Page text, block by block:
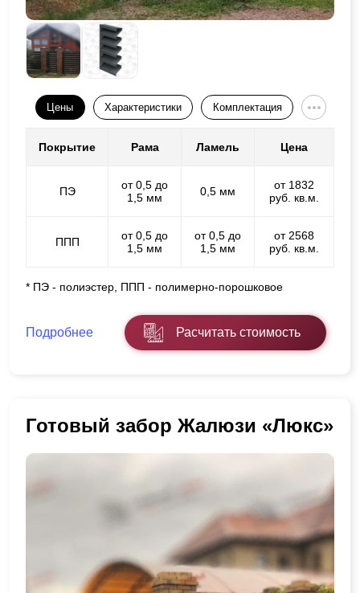
Цены Характеристики Комплектация
Покрытие Рама Ламель Цена
ПЭ
от 0,5 до
1,5 мм
0,5 мм
от 1832
руб. кв.м.
ППП
от 0,5 до
1,5 мм
от 0,5 до
1,5 мм
от 2568
руб. кв.м.
* ПЭ - полиэстер, ППП - полимерно-порошковое
Подробнее Расчитать стоимость
Готовый забор Жалюзи «Люкс»